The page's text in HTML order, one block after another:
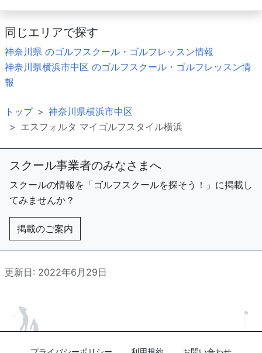
同じエリアで探す
神奈川県 のゴルフスクール・ゴルフレッスン情報
神奈川県横浜市中区 のゴルフスクール・ゴルフレッスン情
報
トップ
神奈川県横浜市中区
エスフォルタ マイゴルフスタイル横浜
スクール事業者のみなさまへ
スクールの情報を「ゴルフスクールを探そう！」に掲載し
てみませんか？
掲載のご案内
更新日: 2022年6月29日